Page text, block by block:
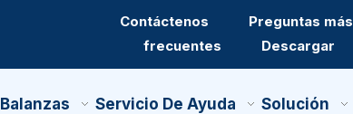
Contáctenos
Preguntas más
frecuentes
Descargar
Balanzas Servicio De Ayuda Solución